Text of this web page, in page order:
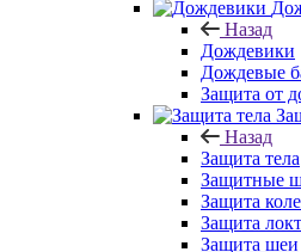
Назад
Дождевики
Дождевые
Защита от
Назад
Защита тела
Защитные
Защита
Защита
Защита шеи